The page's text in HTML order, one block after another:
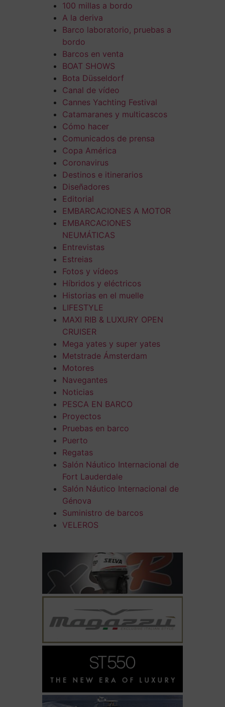
100 millas a bordo
A la deriva
Barco laboratorio, pruebas a
bordo
Barcos en venta
BOAT SHOWS
Bota Düsseldorf
Canal de vídeo
Cannes Yachting Festival
Catamaranes y multicascos
Cómo hacer
Comunicados de prensa
Copa América
Coronavirus
Destinos e itinerarios
Diseñadores
Editorial
EMBARCACIONES A MOTOR
EMBARCACIONES
NEUMÁTICAS
Entrevistas
Estreias
Fotos y vídeos
Híbridos y eléctricos
Historias en el muelle
LIFESTYLE
MAXI RIB & LUXURY OPEN
CRUISER
Mega yates y super yates
Metstrade Ámsterdam
Motores
Navegantes
Noticias
PESCA EN BARCO
Proyectos
Pruebas en barco
Puerto
Regatas
Salón Náutico Internacional de
Fort Lauderdale
Salón Náutico Internacional de
Génova
Suministro de barcos
VELEROS